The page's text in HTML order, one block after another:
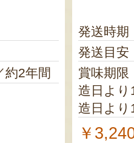
約2年間
発送時期
発送目安
賞味期限
造日より1年半 な
造日より1年半 な
／製造
￥